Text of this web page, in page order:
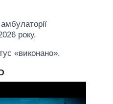
року.
«виконано».